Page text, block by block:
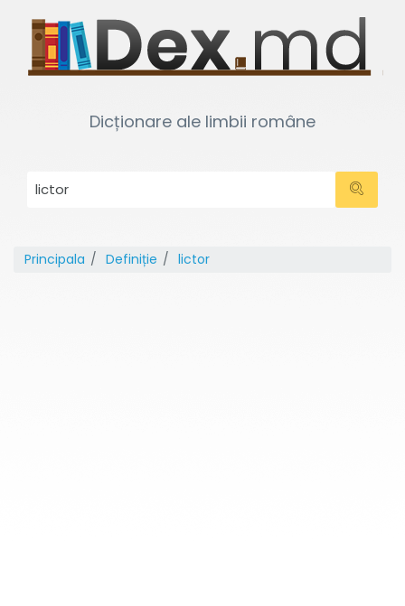
Dicționare ale limbii române
Principala Definiție lictor